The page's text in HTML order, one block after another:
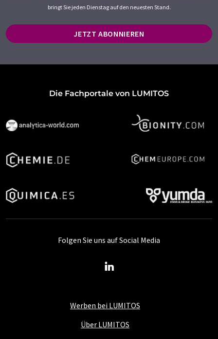
bringt Sie jeden Dienstag auf den neuesten Stand.
JETZT ABONNIEREN
Die Fachportale von LUMITOS
Werben bei LUMITOS
Über LUMITOS
Folgen Sie uns auf Social Media